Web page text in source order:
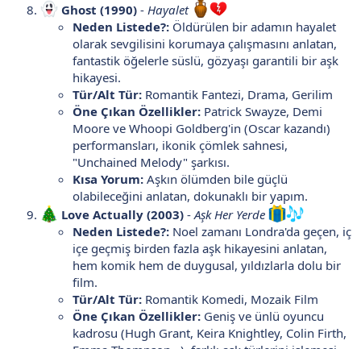
Ghost (1990) - Hayalet
Neden Listede?: Öldürülen bir adamın hayalet
olarak sevgilisini korumaya çalışmasını anlatan,
fantastik öğelerle süslü, gözyaşı garantili bir aşk
hikayesi.
Tür/Alt Tür: Romantik Fantezi, Drama, Gerilim
Öne Çıkan Özellikler: Patrick Swayze, Demi
Moore ve Whoopi Goldberg'in (Oscar kazandı)
performansları, ikonik çömlek sahnesi,
"Unchained Melody" şarkısı.
Kısa Yorum: Aşkın ölümden bile güçlü
olabileceğini anlatan, dokunaklı bir yapım.
Love Actually (2003) - Aşk Her Yerde
Neden Listede?: Noel zamanı Londra'da geçen, iç
içe geçmiş birden fazla aşk hikayesini anlatan,
hem komik hem de duygusal, yıldızlarla dolu bir
film.
Tür/Alt Tür: Romantik Komedi, Mozaik Film
Öne Çıkan Özellikler: Geniş ve ünlü oyuncu
kadrosu (Hugh Grant, Keira Knightley, Colin Firth,